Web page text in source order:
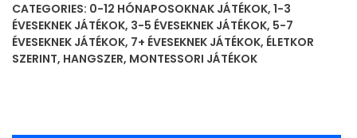
空
灵
鼓
CATEGORIES: 0-12 HÓNAPOSOKNAK JÁTÉKOK, 1-3
ÉVESEKNEK JÁTÉKOK, 3-5 ÉVESEKNEK JÁTÉKOK, 5-7
ÉVESEKNEK JÁTÉKOK, 7+ ÉVESEKNEK JÁTÉKOK, ÉLETKOR
SZERINT, HANGSZER, MONTESSORI JÁTÉKOK